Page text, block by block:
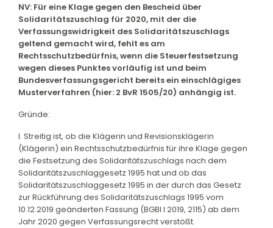
NV: Für eine Klage gegen den Bescheid über
Solidaritätszuschlag für 2020, mit der die
Verfassungswidrigkeit des Solidaritätszuschlags
geltend gemacht wird, fehlt es am
Rechtsschutzbedürfnis, wenn die Steuerfestsetzung
wegen dieses Punktes vorläufig ist und beim
Bundesverfassungsgericht bereits ein einschlägiges
Musterverfahren (hier: 2 BvR 1505/20) anhängig ist.
Gründe:
I. Streitig ist, ob die Klägerin und Revisionsklägerin
(Klägerin) ein Rechtsschutzbedürfnis für ihre Klage gegen
die Festsetzung des Solidaritätszuschlags nach dem
Solidaritätszuschlaggesetz 1995 hat und ob das
Solidaritätszuschlaggesetz 1995 in der durch das Gesetz
zur Rückführung des Solidaritätszuschlags 1995 vom
10.12.2019 geänderten Fassung (BGBl I 2019, 2115) ab dem
Jahr 2020 gegen Verfassungsrecht verstößt.